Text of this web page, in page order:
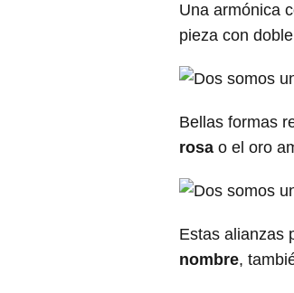
Una armónica
pieza con
Bellas formas
rosa o el oro
Estas alianzas
nombre,